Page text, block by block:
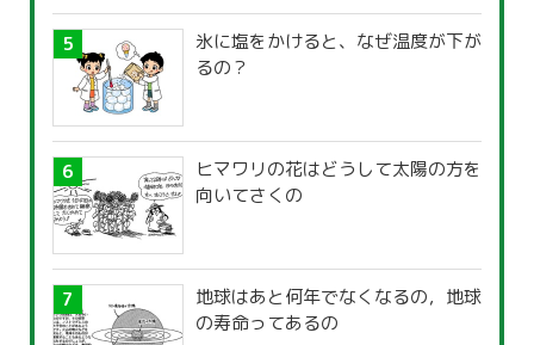
氷に塩をかけると、なぜ温度が下が
るの？
ヒマワリの花はどうして太陽の方を
向いてさくの
地球はあと何年でなくなるの，地球
の寿命ってあるの